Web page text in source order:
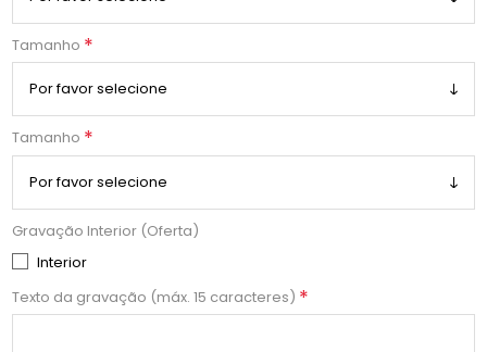
Tamanho *
Tamanho *
Gravação Interior (Oferta)
Interior
Texto da gravação (máx. 15 caracteres) *